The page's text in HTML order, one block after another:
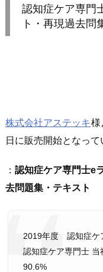
認知症ケア専門
ト・再現過去問
株式会社アステッキ様
日に販売開始となって
： 認知症ケア専門士e
去問題集・テキスト
2019年度 認知症ケ
認知症ケア専門士
90.6%